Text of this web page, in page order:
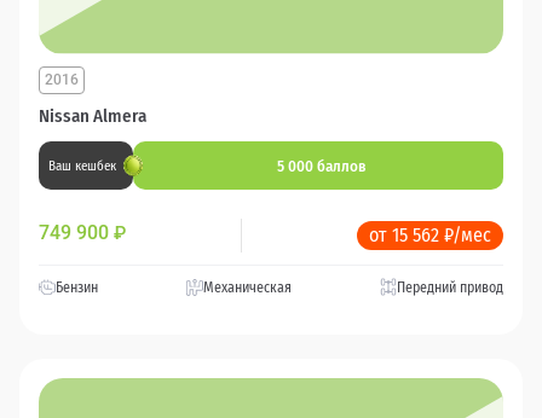
Nissan Almera
2016
Ваш кешбек 5 000 баллов
749 900 ₽ от 15 562 ₽/мес
Бензин Механическая Передний привод